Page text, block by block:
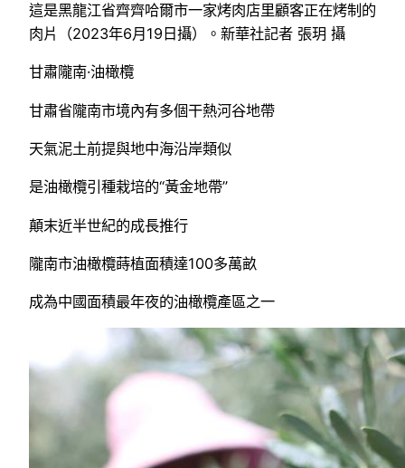
這是黑龍江省齊齊哈爾市一家烤肉店里顧客正在烤制的
肉片（2023年6月19日攝）。新華社記者 張玥 攝
甘肅隴南·油橄欖
甘肅省隴南市境內有多個干熱河谷地帶
天氣泥土前提與地中海沿岸類似
是油橄欖引種栽培的“黃金地帶”
顛末近半世紀的成長推行
隴南市油橄欖蒔植面積達100多萬畝
成為中國面積最年夜的油橄欖產區之一